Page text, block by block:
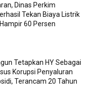
Dinas Perkim
Tekan Biaya Listrik
60 Persen
Tetapkan HY Sebagai
Korupsi Penyaluran
Terancam 20 Tahun